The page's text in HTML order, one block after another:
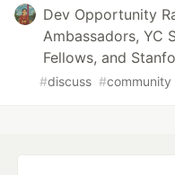
Dev Opportunity
Ambassadors, YC
Fellows, and
#discuss #community